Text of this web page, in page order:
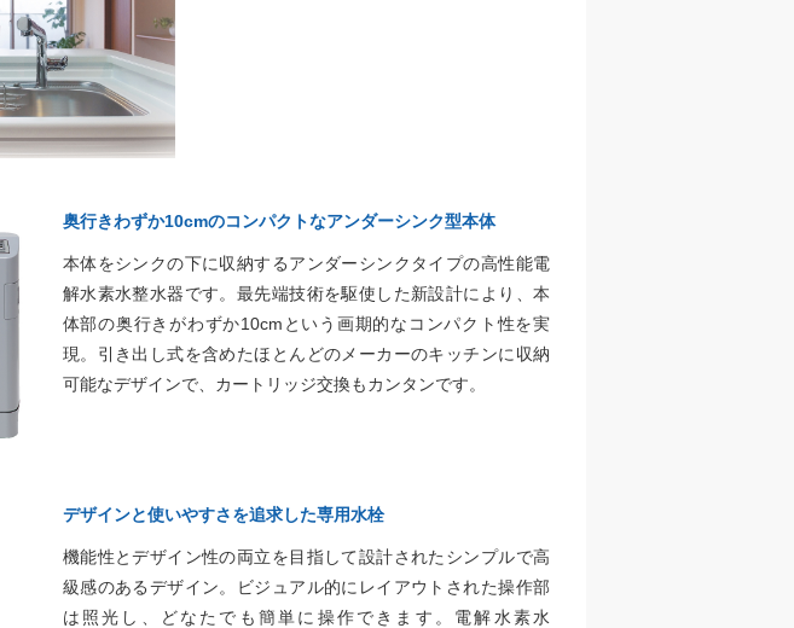
奥行きわずか10cmのコンパクトなアンダーシンク型本体
本体をシンクの下に収納するアンダーシンクタイプの高性能電
解水素水整水器です。最先端技術を駆使した新設計により、本
体部の奥行きがわずか10cmという画期的なコンパクト性を実
現。引き出し式を含めたほとんどのメーカーのキッチンに収納
可能なデザインで、カートリッジ交換もカンタンです。
デザインと使いやすさを追求した専用水栓
機能性とデザイン性の両立を目指して設計されたシンプルで高
級感のあるデザイン。ビジュアル的にレイアウトされた操作部
は照光し、どなたでも簡単に操作できます。電解水素水